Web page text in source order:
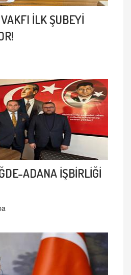
İLK ŞUBEYİ
ADANA İŞBİRLİĞİ